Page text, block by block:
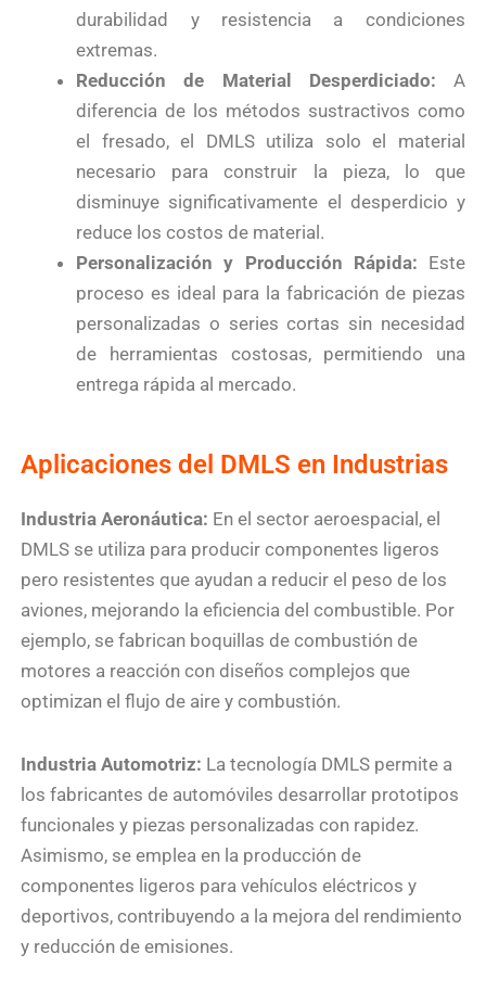
durabilidad y resistencia a condiciones
extremas.
Reducción de Material Desperdiciado: A
diferencia de los métodos sustractivos como
el fresado, el DMLS utiliza solo el material
necesario para construir la pieza, lo que
disminuye significativamente el desperdicio y
reduce los costos de material.
Personalización y Producción Rápida: Este
proceso es ideal para la fabricación de piezas
personalizadas o series cortas sin necesidad
de herramientas costosas, permitiendo una
entrega rápida al mercado.
Aplicaciones del DMLS en Industrias
Industria Aeronáutica: En el sector aeroespacial, el
DMLS se utiliza para producir componentes ligeros
pero resistentes que ayudan a reducir el peso de los
aviones, mejorando la eficiencia del combustible. Por
ejemplo, se fabrican boquillas de combustión de
motores a reacción con diseños complejos que
optimizan el flujo de aire y combustión.
Industria Automotriz: La tecnología DMLS permite a
los fabricantes de automóviles desarrollar prototipos
funcionales y piezas personalizadas con rapidez.
Asimismo, se emplea en la producción de
componentes ligeros para vehículos eléctricos y
deportivos, contribuyendo a la mejora del rendimiento
y reducción de emisiones.